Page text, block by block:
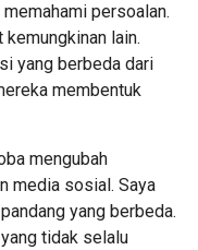
persoalan.
lain.
yang berbeda dari
membentuk
mengubah
media sosial. Saya
yang berbeda.
tidak selalu